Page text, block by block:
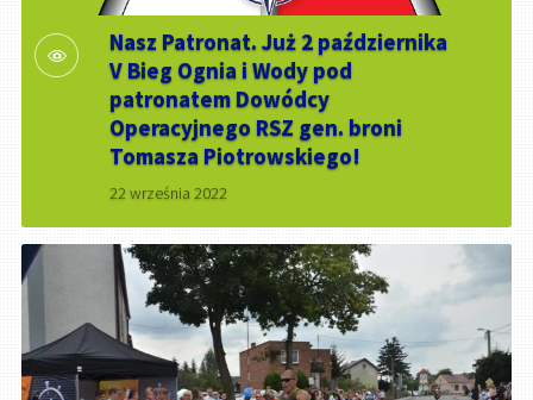
Nasz Patronat. Już 2 października
V Bieg Ognia i Wody pod
patronatem Dowódcy
Operacyjnego RSZ gen. broni
Tomasza Piotrowskiego!
22 września 2022